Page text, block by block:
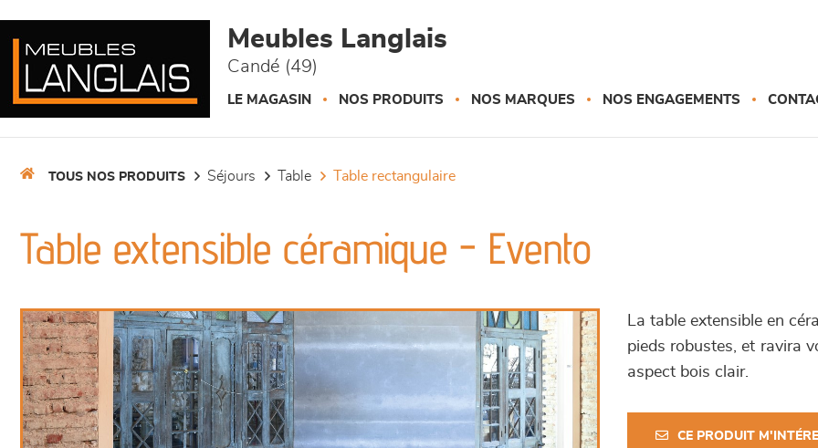
Meubles Langlais
Candé (49)
LE MAGASIN NOS PRODUITS NOS MARQUES NOS ENGAGEMENTS
TOUS NOS PRODUITS séjours table table rectangulaire
Table extensible céramique - Evento
La table extensible en
pieds robustes, et ravira
aspect bois clair.
CE PRODUIT